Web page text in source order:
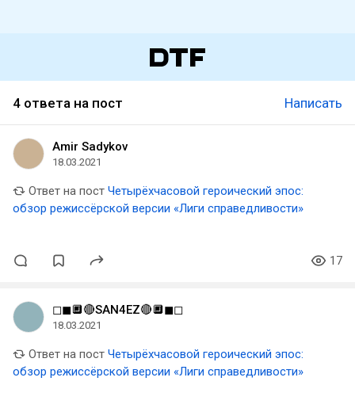
4 ответа на пост Написать
Amir Sadykov
18.03.2021
Ответ на пост Четырёхчасовой героический эпос:
обзор режиссёрской версии «Лиги справедливости»
17
◻◼🔲🔴SAN4EZ🔴🔲◼◻
18.03.2021
Ответ на пост Четырёхчасовой героический эпос:
обзор режиссёрской версии «Лиги справедливости»